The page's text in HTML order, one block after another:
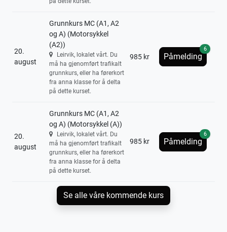
20.
august
Grunnkurs MC (A1, A2
og A) (Motorsykkel
(A2))
Leirvik, lokalet vårt. Du
må ha gjenomført trafikalt
grunnkurs, eller ha førerkort
fra anna klasse for å delta
på dette kurset.
985 kr Påmelding
6
20.
august
Grunnkurs MC (A1, A2
og A) (Motorsykkel (A))
Leirvik, lokalet vårt. Du
må ha gjenomført trafikalt
grunnkurs, eller ha førerkort
fra anna klasse for å delta
på dette kurset.
985 kr Påmelding
6
Se alle våre kommende kurs